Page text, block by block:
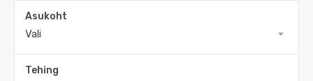
Asukoht
Vali
Tehing